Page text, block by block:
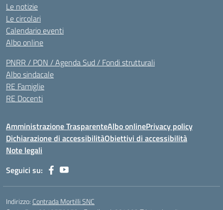
Le notizie
Le circolari
Calendario eventi
Albo online
PNRR / PON / Agenda Sud / Fondi strutturali
Albo sindacale
RE Famiglie
RE Docenti
Amministrazione TrasparenteAlbo onlinePrivacy policy
Dichiarazione di accessibilitàObiettivi di accessibilità
Note legali
Seguici su:
Indirizzo: Contrada Mortilli SNC